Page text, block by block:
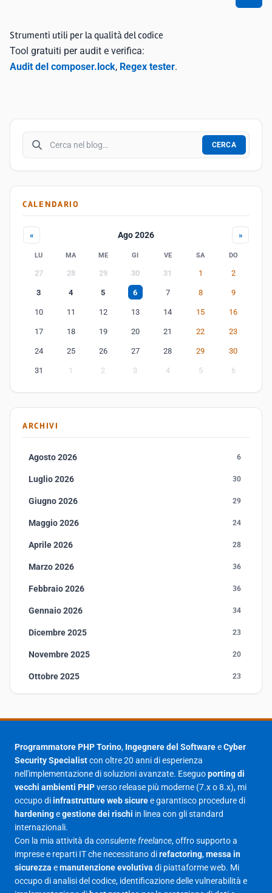
Strumenti utili per la qualità del codice
Tool gratuiti per audit e verifica:
Audit del composer.lock, Regex tester.
Cerca nel blog
CERCA
CALENDARIO
« Ago 2026 »
LU MA ME GI VE SA DO
27 28 29 30 31 1 2
3 4 5 6 7 8 9
10 11 12 13 14 15 16
17 18 19 20 21 22 23
24 25 26 27 28 29 30
31 1 2 3 4 5 6
ARCHIVI
Agosto 2026 6
Luglio 2026 30
Giugno 2026 29
Maggio 2026 24
Aprile 2026 28
Marzo 2026 36
Febbraio 2026 36
Gennaio 2026 34
Dicembre 2025 23
Novembre 2025 20
Ottobre 2025 23
Agosto 2025 1
23
Giugno 2025
Maggio 2025 27
Aprile 2025
Marzo 2025
Febbraio 2025 17
Gennaio 2025
Programmatore PHP Torino, Ingegnere del SoftwareeCyber
Security Specialistcon oltre 20 anni di esperienza
nell'implementazione di soluzioni avanzate. Eseguoporting di
vecchi ambienti PHPverso release più moderne (7.x o 8.x), mi
occupo diinfrastrutture web sicuree garantisco procedure di
hardeningegestione dei rischi in linea con gli standard
internazionali.
Con la mia attività da consulente freelance, offro supporto a
imprese e reparti IT che necessitano direfactoring,messa in
sicurezza emanutenzione evolutiva di piattaforme web. Mi
occupo di analisi del codice, identificazione delle vulnerabilità e